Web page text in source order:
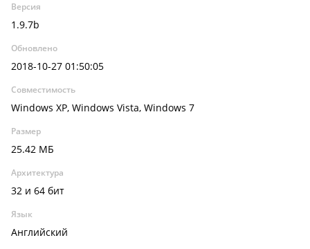
Версия
1.9.7b
Обновлено
2018-10-27 01:50:05
Совместимость
Windows XP, Windows Vista, Windows 7
Размер
25.42 МБ
Архитектура
32 и 64 бит
Язык
Английский